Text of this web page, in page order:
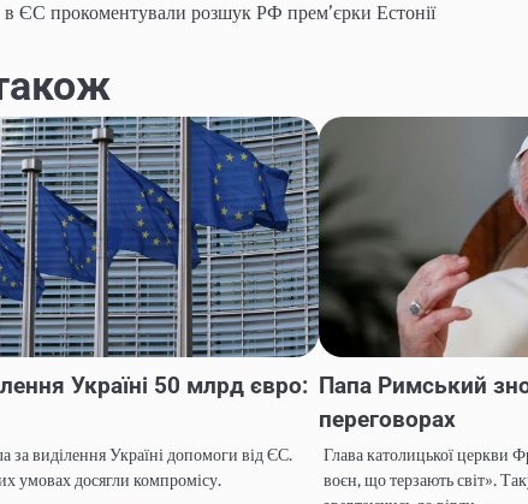
в ЄС прокоментували розшук РФ прем’єрки Естонії
Україні 50 млрд євро:
за виділення Україні допомоги від ЄС.
умовах досягли компромісу.
Папа Римський
переговорах
Глава католицької церкви
воєн, що терзають світ».